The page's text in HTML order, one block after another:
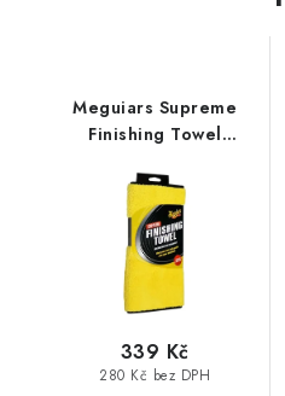
Meguiars Supreme
Finishing Towel
mikrovláknová utěrka
280 Kč bez DPH
339 Kč